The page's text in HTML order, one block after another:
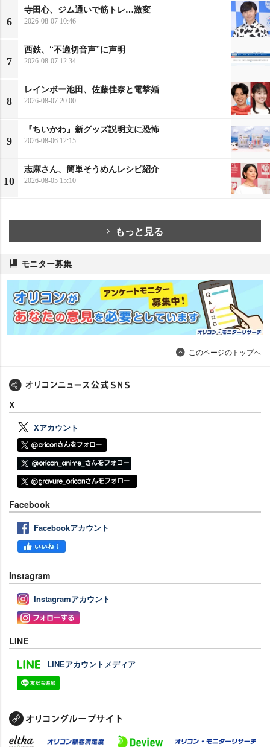
6
寺田心、ジム通いで筋トレ…激変
2026-08-07 10:46
7
西鉄、“不適切音声”に声明
2026-08-07 12:34
8
レインボー池田、佐藤佳奈と電撃婚
2026-08-07 20:00
9
『ちいかわ』新グッズ説明文に恐怖
2026-08-06 12:15
10
志麻さん、簡単そうめんレシピ紹介
2026-08-05 15:10
もっと見る
モニター募集
このページのトップへ
X
Xアカウント
Facebook
Facebookアカウント
Instagram
Instagramアカウント
LINE
LINEアカウントメディア